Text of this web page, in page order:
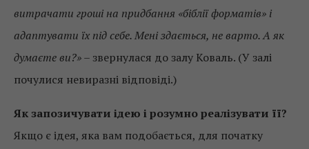
витрачати гроші на придбання «біблії форматів» і
адаптувати їх під себе. Мені здається, не варто. А як
думаєте ви?»– звернулася до залу Коваль. (У залі
почулися невиразні відповіді.)
Як запозичувати ідею і розумно реалізувати її?
Якщо є ідея, яка вам подобається, для початку